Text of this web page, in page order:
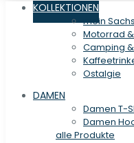
KOLLEKTIONEN
mein
Motorrad
Camping
Ostalgie
DAMEN
Damen T-
Damen
alle Produkte